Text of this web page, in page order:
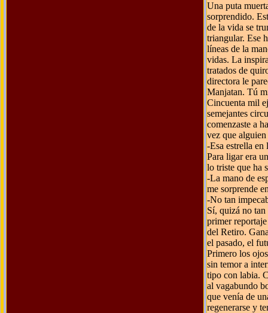
Una puta
sorprendido.
de la vida se
triangular. Ese
líneas de la
vidas. La
tratados de
directora le
Manjatan. Tú
Cincuenta mil
semejantes
comenzaste a
vez que
-Esa estrella
Para ligar era
lo triste que ha
-La mano de
me sorprende
-No tan
Sí, quizá no tan
primer
del Retiro.
el pasado, el
Primero los
sin temor a
tipo con labia.
al vagabundo
que venía de
regenerarse y